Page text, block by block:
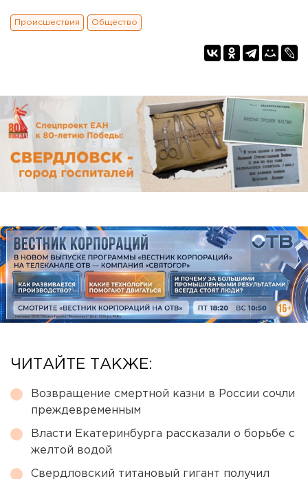
Происшествия Общество
ЧИТАЙТЕ ТАКЖЕ:
Возвращение смертной казни в России сочли
преждевременным
Власти Екатеринбурга рассказали о борьбе с
желтой водой
Свердловский титановый гигант получил